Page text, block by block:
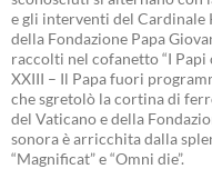
e gli interventi del Cardinale
della Fondazione Papa
raccolti nel cofanetto “I Papi
XXIII – Il Papa fuori
che sgretolò la cortina di
del Vaticano e della
sonora è arricchita dalla
“Magnificat” e “Omni die”.